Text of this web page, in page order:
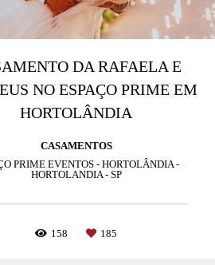
DA RAFAELA E
NO ESPAÇO PRIME EM
HORTOLÂNDIA
CASAMENTOS
PRIME EVENTOS - HORTOLÂNDIA -
HORTOLANDIA - SP
158 185